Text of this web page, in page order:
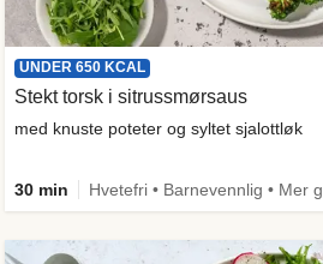
UNDER 650 KCAL
Stekt torsk i sitrussmørsaus
med knuste poteter og syltet sjalottløk
30 min